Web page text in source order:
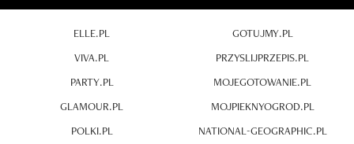
ELLE.PL
VIVA.PL
PARTY.PL
GLAMOUR.PL
POLKI.PL
GOTUJMY.PL
PRZYSLIJPRZEPIS.PL
MOJEGOTOWANIE.PL
MOJPIEKNYOGROD.PL
NATIONAL-GEOGRAPHIC.PL